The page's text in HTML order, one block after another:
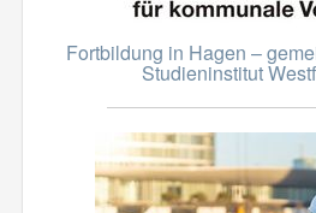
Fortbildung in Hagen –
Studieninstitut